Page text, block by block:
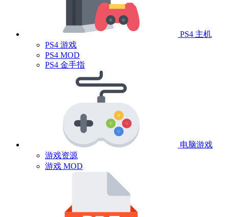
PS4 主机
PS4 游戏
PS4 MOD
PS4 金手指
电脑游戏
游戏资源
游戏 MOD